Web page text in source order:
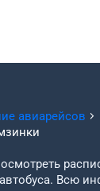
авиарейсов
Всю